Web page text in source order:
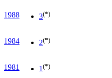
1988 3(*)
1984 2(*)
1981 1 (*)